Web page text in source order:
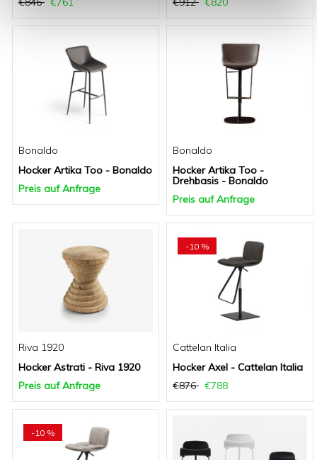
Bonaldo
Hocker Artika Too - Bonaldo
Preis auf Anfrage
Bonaldo
Hocker Artika Too -
Drehbasis - Bonaldo
Preis auf Anfrage
Riva 1920
Hocker Astrati - Riva 1920
Preis auf Anfrage
-10 %
Cattelan Italia
Hocker Axel - Cattelan Italia
€876
€788
-10 %